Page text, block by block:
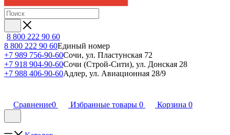
8 800 222 90 60
8 800 222 90 60Единый номер
+7 989 756-90-60Сочи, ул. Пластунская 72
+7 918 904-90-60Сочи (Строй-Сити), ул. Донская 28
+7 988 406-90-60Адлер, ул. Авиационная 28/9
Сравнение0 Избранные товары 0 Корзина 0